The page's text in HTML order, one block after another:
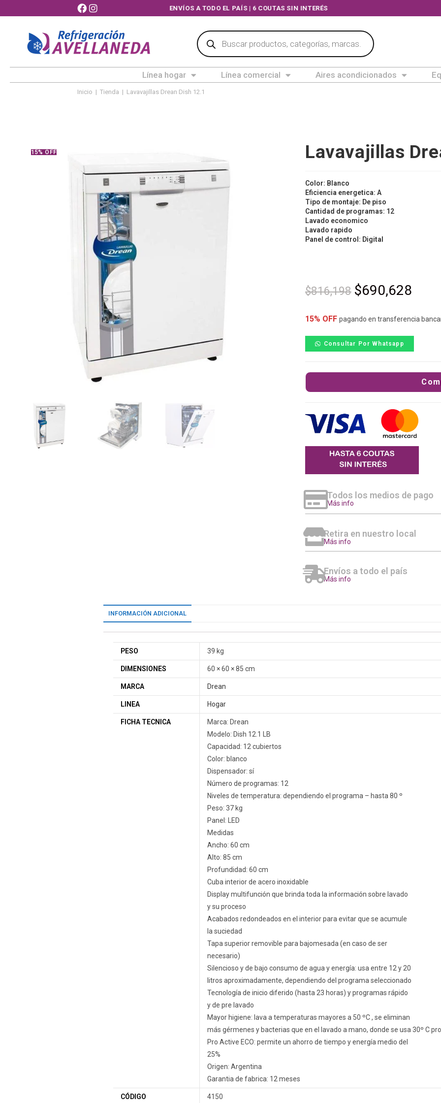
ENVÍOS A TODO EL PAÍS | 6 COUTAS SIN INTERÉS
Línea hogar Línea comercial Aires acondicionados
Inicio | Tienda | Lavavajillas Drean Dish 12.1
15% OFF Lavavajillas
Color: Blanco
Eficiencia energetica: A
Tipo de montaje: De piso
Cantidad de programas: 12
Lavado economico
Lavado rapido
Panel de control: Digital
$816,198 $690,628
15% OFF pagando en transferencia
Consultar Por Whatsapp
Todos los medios de pago
Más info
Retira en nuestro local
Más info
Envíos a todo el país
Más info
INFORMACIÓN ADICIONAL
PESO 39 kg
DIMENSIONES 60 × 60 × 85 cm
MARCA Drean
LINEA Hogar
FICHA TECNICA
Marca: Drean
Modelo: Dish 12.1 LB
Capacidad: 12 cubiertos
Color: blanco
Dispensador: sí
Número de programas: 12
Niveles de temperatura: dependiendo el programa – hasta 80 º
Peso: 37 kg
Panel: LED
Medidas
Ancho: 60 cm
Alto: 85 cm
Profundidad: 60 cm
Cuba interior de acero inoxidable
Display multifunción que brinda toda la información sobre lavado
y su proceso
Acabados redondeados en el interior para evitar que se acumule
la suciedad
Tapa superior removible para bajomesada (en caso de ser
necesario)
Silencioso y de bajo consumo de agua y energía: usa entre 12 y 20
litros aproximadamente, dependiendo del programa seleccionado
Tecnología de inicio diferido (hasta 23 horas) y programas rápido
y de pre lavado
Mayor higiene: lava a temperaturas mayores a 50 ºC , se eliminan
más gérmenes y bacterias que en el lavado a mano, donde se usa 30º C
Pro Active ECO: permite un ahorro de tiempo y energía medio del
25%
Origen: Argentina
Garantia de fabrica: 12 meses
CÓDIGO 4150